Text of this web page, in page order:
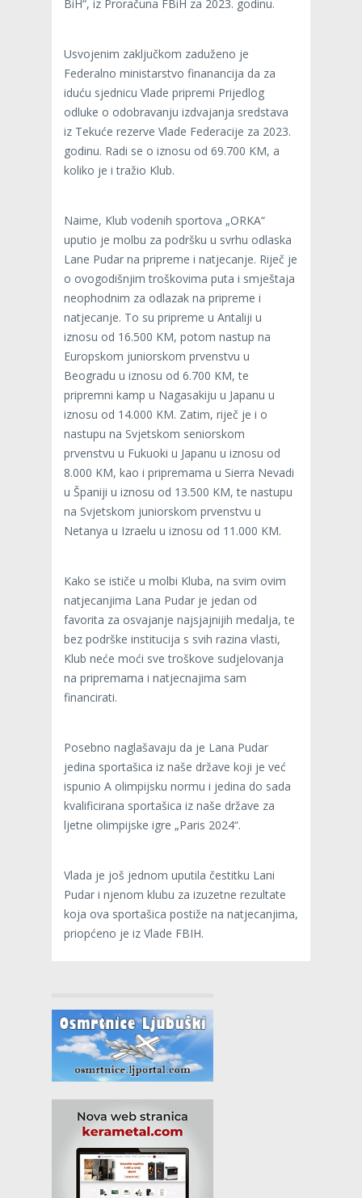
BiH“, iz Proračuna FBiH za 2023. godinu.
Usvojenim zaključkom zaduženo je
Federalno ministarstvo finanancija da za
iduću sjednicu Vlade pripremi Prijedlog
odluke o odobravanju izdvajanja sredstava
iz Tekuće rezerve Vlade Federacije za 2023.
godinu. Radi se o iznosu od 69.700 KM, a
koliko je i tražio Klub.
Naime, Klub vodenih sportova „ORKA“
uputio je molbu za podršku u svrhu odlaska
Lane Pudar na pripreme i natjecanje. Riječ je
o ovogodišnjim troškovima puta i smještaja
neophodnim za odlazak na pripreme i
natjecanje. To su pripreme u Antaliji u
iznosu od 16.500 KM, potom nastup na
Europskom juniorskom prvenstvu u
Beogradu u iznosu od 6.700 KM, te
pripremni kamp u Nagasakiju u Japanu u
iznosu od 14.000 KM. Zatim, riječ je i o
nastupu na Svjetskom seniorskom
prvenstvu u Fukuoki u Japanu u iznosu od
8.000 KM, kao i pripremama u Sierra Nevadi
u Španiji u iznosu od 13.500 KM, te nastupu
na Svjetskom juniorskom prvenstvu u
Netanya u Izraelu u iznosu od 11.000 KM.
Kako se ističe u molbi Kluba, na svim ovim
natjecanjima Lana Pudar je jedan od
favorita za osvajanje najsjajnijih medalja, te
bez podrške institucija s svih razina vlasti,
Klub neće moći sve troškove sudjelovanja
na pripremama i natjecnajima sam
financirati.
Posebno naglašavaju da je Lana Pudar
jedina sportašica iz naše države koji je već
ispunio A olimpijsku normu i jedina do sada
kvalificirana sportašica iz naše države za
ljetne olimpijske igre „Paris 2024“.
Vlada je još jednom uputila čestitku Lani
Pudar i njenom klubu za izuzetne rezultate
koja ova sportašica postiže na natjecanjima,
priopćeno je iz Vlade FBIH.